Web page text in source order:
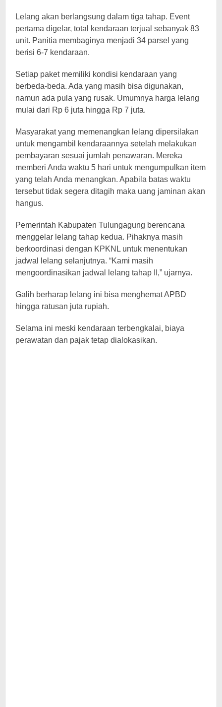
Lelang akan berlangsung dalam tiga tahap. Event
pertama digelar, total kendaraan terjual sebanyak 83
unit. Panitia membaginya menjadi 34 parsel yang
berisi 6-7 kendaraan.
Setiap paket memiliki kondisi kendaraan yang
berbeda-beda. Ada yang masih bisa digunakan,
namun ada pula yang rusak. Umumnya harga lelang
mulai dari Rp 6 juta hingga Rp 7 juta.
Masyarakat yang memenangkan lelang dipersilakan
untuk mengambil kendaraannya setelah melakukan
pembayaran sesuai jumlah penawaran. Mereka
memberi Anda waktu 5 hari untuk mengumpulkan item
yang telah Anda menangkan. Apabila batas waktu
tersebut tidak segera ditagih maka uang jaminan akan
hangus.
Pemerintah Kabupaten Tulungagung berencana
menggelar lelang tahap kedua. Pihaknya masih
berkoordinasi dengan KPKNL untuk menentukan
jadwal lelang selanjutnya. “Kami masih
mengoordinasikan jadwal lelang tahap II,” ujarnya.
Galih berharap lelang ini bisa menghemat APBD
hingga ratusan juta rupiah.
Selama ini meski kendaraan terbengkalai, biaya
perawatan dan pajak tetap dialokasikan.